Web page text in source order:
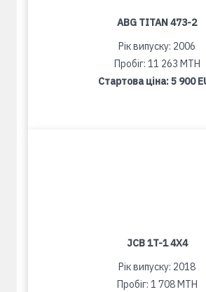
ABG TITAN 473-2
Рік випуску: 2006
Пробіг: 11 263 MTH
Стартова ціна:5 900
JCB 1T-1 4X4
Рік випуску: 2018
Пробіг: 1 708 MTH